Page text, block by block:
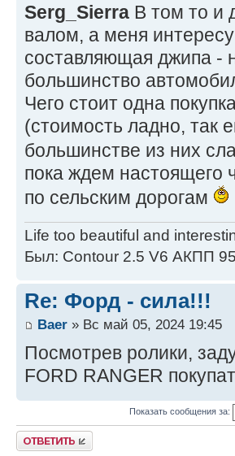
Serg_Sierra В том то и
валом, а меня
составляющая джипа -
большинство
Чего стоит одна
(стоимость ладно, так
большинстве из них
пока ждем настоящего
по сельским дорогам
Life too beautiful and
Был: Contour 2.5 V6 АКПП
Re: Форд - сила!!!
Baer » Вс май 05, 2024 19:45
Посмотрев ролики,
FORD RANGER
Показать сообщения за:
Ответить